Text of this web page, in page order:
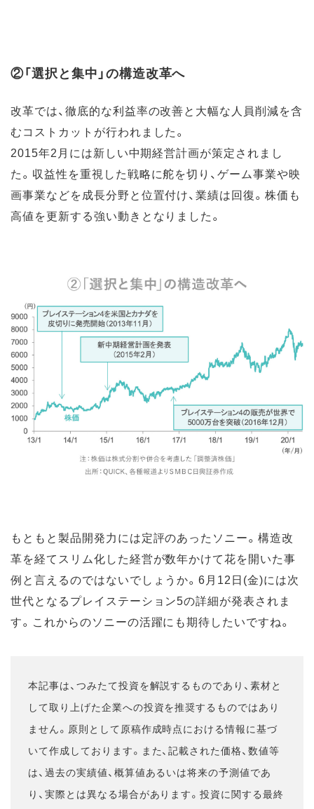
②「選択と集中」の構造改革へ
改革では、徹底的な利益率の改善と大幅な人員削減を含
むコストカットが行われました。
2015年2月には新しい中期経営計画が策定されまし
た。収益性を重視した戦略に舵を切り、ゲーム事業や映
画事業などを成長分野と位置付け、業績は回復。株価も
高値を更新する強い動きとなりました。
もともと製品開発力には定評のあったソニー。構造改
革を経てスリム化した経営が数年かけて花を開いた事
例と言えるのではないでしょうか。6月12日(金)には次
世代となるプレイステーション5の詳細が発表されま
す。これからのソニーの活躍にも期待したいですね。
本記事は、つみたて投資を解説するものであり、素材と
して取り上げた企業への投資を推奨するものではあり
ません。原則として原稿作成時点における情報に基づ
いて作成しております。また、記載された価格、数値等
は、過去の実績値、概算値あるいは将来の予測値であ
り、実際とは異なる場合があります。投資に関する最終